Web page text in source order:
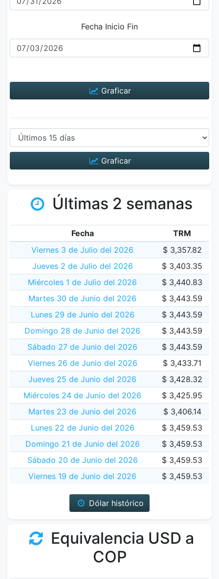
Fecha Inicio Fin
Graficar
Graficar
Últimas 2 semanas
Fecha
TRM
Viernes 3 de Julio del 2026
$ 3,357.82
Jueves 2 de Julio del 2026
$ 3,403.35
Miércoles 1 de Julio del 2026
$ 3,440.83
Martes 30 de Junio del 2026
$ 3,443.59
Lunes 29 de Junio del 2026
$ 3,443.59
Domingo 28 de Junio del 2026
$ 3,443.59
Sábado 27 de Junio del 2026
$ 3,443.59
Viernes 26 de Junio del 2026
$ 3,433.71
Jueves 25 de Junio del 2026
$ 3,428.32
Miércoles 24 de Junio del 2026
$ 3,425.95
Martes 23 de Junio del 2026
$ 3,406.14
Lunes 22 de Junio del 2026
$ 3,459.53
Domingo 21 de Junio del 2026
$ 3,459.53
Sábado 20 de Junio del 2026
$ 3,459.53
Viernes 19 de Junio del 2026
$ 3,459.53
Dólar histórico
Equivalencia USD a
COP